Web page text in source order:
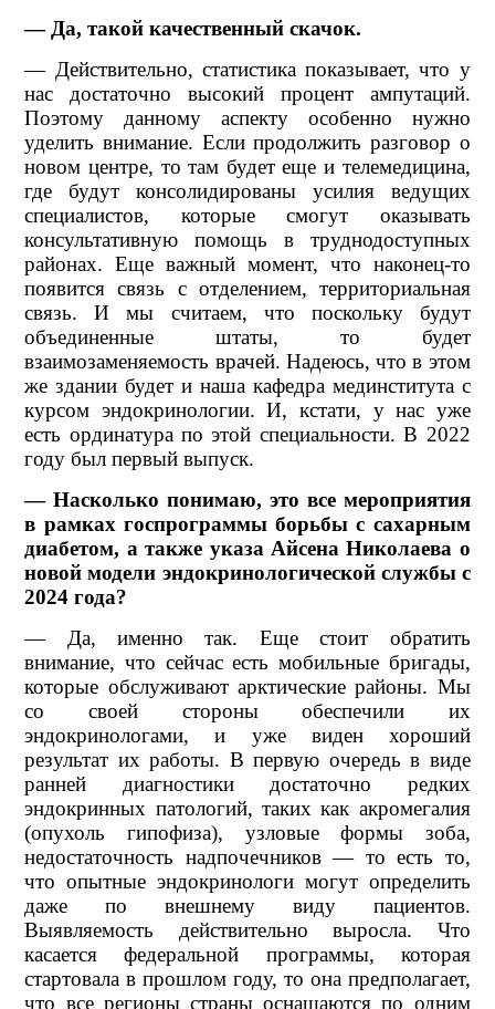
— Да, такой качественный скачок.
— Действительно, статистика показывает, что у
нас достаточно высокий процент ампутаций.
Поэтому данному аспекту особенно нужно
уделить внимание. Если продолжить разговор о
новом центре, то там будет еще и телемедицина,
где будут консолидированы усилия ведущих
специалистов, которые смогут оказывать
консультативную помощь в труднодоступных
районах. Еще важный момент, что наконец-то
появится связь с отделением, территориальная
связь. И мы считаем, что поскольку будут
объединенные штаты, то будет
взаимозаменяемость врачей. Надеюсь, что в этом
же здании будет и наша кафедра мединститута с
курсом эндокринологии. И, кстати, у нас уже
есть ординатура по этой специальности. В 2022
году был первый выпуск.
— Насколько понимаю, это все мероприятия
в рамках госпрограммы борьбы с сахарным
диабетом, а также указа Айсена Николаева о
новой модели эндокринологической службы с
2024 года?
— Да, именно так. Еще стоит обратить
внимание, что сейчас есть мобильные бригады,
которые обслуживают арктические районы. Мы
со своей стороны обеспечили их
эндокринологами, и уже виден хороший
результат их работы. В первую очередь в виде
ранней диагностики достаточно редких
эндокринных патологий, таких как акромегалия
(опухоль гипофиза), узловые формы зоба,
недостаточность надпочечников — то есть то,
что опытные эндокринологи могут определить
даже по внешнему виду пациентов.
Выявляемость действительно выросла. Что
касается федеральной программы, которая
стартовала в прошлом году, то она предполагает,
что все регионы страны оснащаются по одним